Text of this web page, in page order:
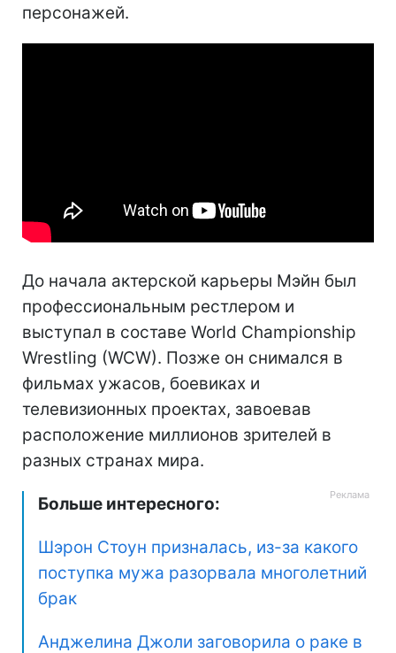
персонажей.
До начала актерской карьеры Мэйн был
профессиональным рестлером и
выступал в составе World Championship
Wrestling (WCW). Позже он снимался в
фильмах ужасов, боевиках и
телевизионных проектах, завоевав
расположение миллионов зрителей в
разных странах мира.
Больше интересного:
Шэрон Стоун призналась, из-за какого
поступка мужа разорвала многолетний
брак
Анджелина Джоли заговорила о раке в